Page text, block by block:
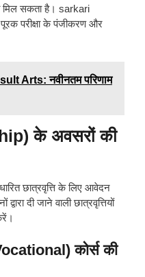
सकता है। sarkari
परीक्षा के पंजीकरण और
Arts: नवीनतम परिणाम
के अवसरों की
छात्रवृत्ति के लिए आवेदन
दी जाने वाली छात्रवृत्तियों
कोर्स की